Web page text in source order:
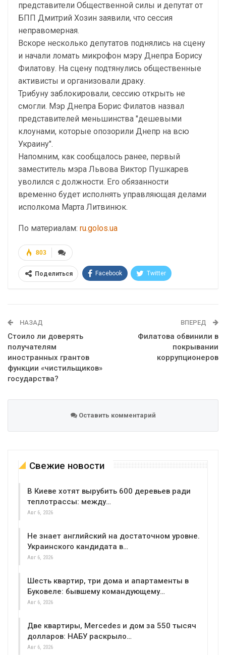
представители Общественной силы и депутат от
БПП Дмитрий Хозин заявили, что сессия
неправомерная.
Вскоре несколько депутатов поднялись на сцену
и начали ломать микрофон мэру Днепра Борису
Филатову. На сцену подтянулись общественные
активисты и организовали драку.
Трибуну заблокировали, сессию открыть не
смогли. Мэр Днепра Борис Филатов назвал
представителей меньшинства "дешевыми
клоунами, которые опозорили Днепр на всю
Украину".
Напомним, как сообщалось ранее, первый
заместитель мэра Львова Виктор Пушкарев
уволился с должности. Его обязанности
временно будет исполнять управляющая делами
исполкома Марта Литвинюк.
По материалам: ru.golos.ua
803
Поделиться Facebook Twitter
НАЗАД
Стоило ли доверять
получателям
иностранных грантов
функции «чистильщиков»
государства?
ВПЕРЕД
Филатова обвинили в
покрывании
коррупционеров
Оставить комментарий
Свежие новости
В Киеве хотят вырубить 600 деревьев ради
теплотрассы: между…
Авг 6, 2026
Не знает английский на достаточном уровне.
Украинского кандидата в…
Авг 6, 2026
Шесть квартир, три дома и апартаменты в
Буковеле: бывшему командующему…
Авг 6, 2026
Две квартиры, Mercedes и дом за 550 тысяч
долларов: НАБУ раскрыло…
Авг 6, 2026